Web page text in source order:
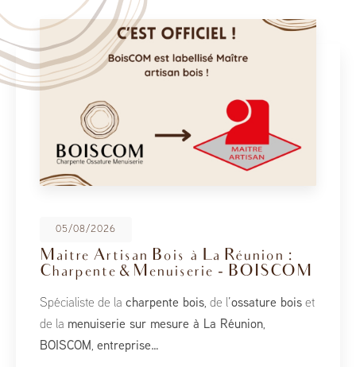
05/08/2026
Maitre Artisan Bois à La Réunion :
Charpente & Menuiserie - BOISCOM
Spécialiste de la charpente bois, de l’ossature bois et
de la menuiserie sur mesure à La Réunion,
BOISCOM , entreprise…